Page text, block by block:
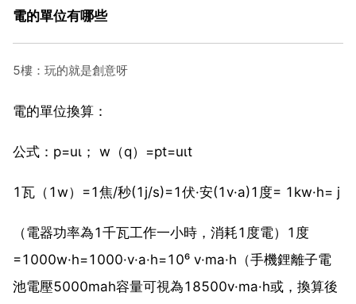
電的單位有哪些
5樓：玩的就是創意呀
電的單位換算：
公式：p=uι； w（q）=pt=uιt
1瓦（1w）=1焦/秒(1j/s)=1伏·安(1v·a)1度= 1kw·h= j
（電器功率為1千瓦工作一小時，消耗1度電）1度
=1000w·h=1000·v·a·h=10⁶ v·ma·h（手機鋰離子電
池電壓5000mah容量可視為18500v·ma·h或，換算後